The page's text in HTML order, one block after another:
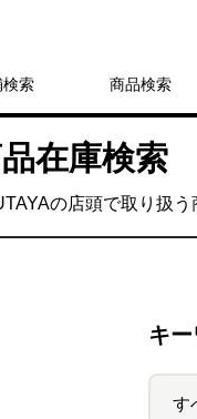
検索 商品検索
在庫検索
の店頭で取り扱う
キ